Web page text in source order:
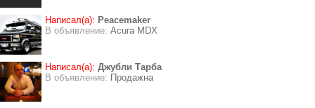
Написал(а): Peacemaker
В объявление: Acura MDX
Написал(а): Джубли Тарба
В объявление: Продажна